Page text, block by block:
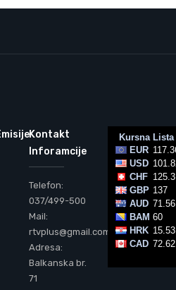
Kontakt
Inforamcije
Telefon:
037/499-500
Mail:
rtvplus@gmail.com
Adresa:
Balkanska br.
71